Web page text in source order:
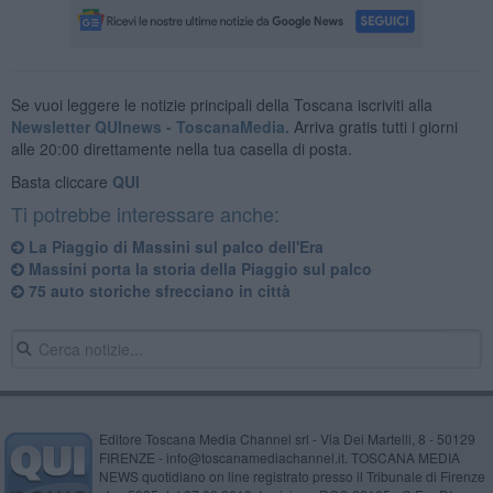
Se vuoi leggere le notizie principali della Toscana iscriviti alla
Newsletter QUInews - ToscanaMedia. Arriva gratis tutti i giorni
alle 20:00 direttamente nella tua casella di posta.
Basta cliccare QUI
Ti potrebbe interessare anche:
La Piaggio di Massini sul palco dell'Era
Massini porta la storia della Piaggio sul palco
75 auto storiche sfrecciano in città
Editore Toscana Media Channel srl - Via Dei Martelli, 8 - 50129
FIRENZE - info@toscanamediachannel.it. TOSCANA MEDIA
NEWS quotidiano on line registrato presso il Tribunale di Firenze